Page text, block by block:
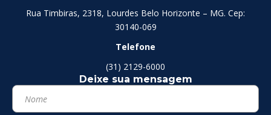
Rua Timbiras, 2318, Lourdes Belo Horizonte – MG. Cep:
30140-069
Telefone
(31) 2129-6000
Deixe sua mensagem